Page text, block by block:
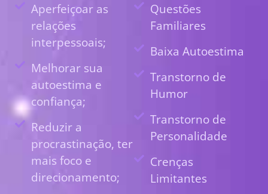
Aperfeiçoar as
relações
interpessoais;
Melhorar sua
autoestima e
confiança;
Reduzir a
procrastinação, ter
mais foco e
direcionamento;
Questões
Familiares
Baixa Autoestima
Transtorno de
Humor
Transtorno de
Personalidade
Crenças
Limitantes